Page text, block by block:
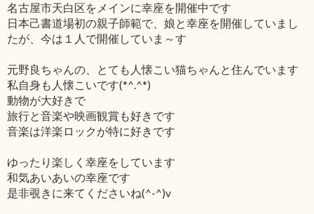
名古屋市天白区をメインに幸座を開催中です
日本己書道場初の親子師範で、娘と幸座を開催していまし
たが、今は１人で開催していま～す
元野良ちゃんの、とても人懐こい猫ちゃんと住んでいます
私自身も人懐こいです(*^.^*)
動物が大好きで
旅行と音楽や映画観賞も好きです
音楽は洋楽ロックが特に好きです
ゆったり楽しく幸座をしています
和気あいあいの幸座です
是非覗きに来てくださいね(^-^)v